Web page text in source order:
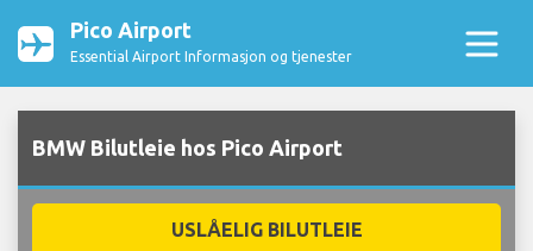
Pico Airport
Essential Airport Informasjon og tjenester
BMW Bilutleie hos Pico Airport
USLÅELIG BILUTLEIE